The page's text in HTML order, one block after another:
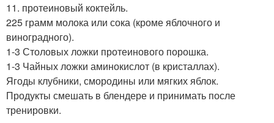
11. протеиновый коктейль.
225 грамм молока или сока (кроме яблочного и
виноградного).
1-3 Столовых ложки протеинового порошка.
1-3 Чайных ложки аминокислот (в кристаллах).
Ягоды клубники, смородины или мягких яблок.
Продукты смешать в блендере и принимать после
тренировки.